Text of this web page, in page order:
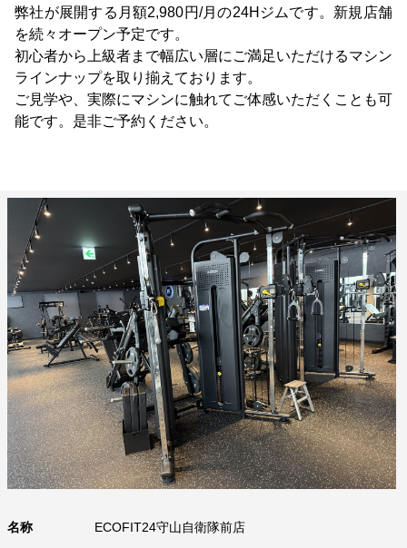
弊社が展開する月額2,980円/月の24Hジムです。新規店舗
を続々オープン予定です。
初心者から上級者まで幅広い層にご満足いただけるマシン
ラインナップを取り揃えております。
ご見学や、実際にマシンに触れてご体感いただくことも可
能です。是非ご予約ください。
名称 ECOFIT24守山自衛隊前店